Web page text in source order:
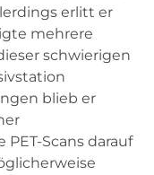
erlitt er
mehrere
schwierigen
blieb er
Scans darauf